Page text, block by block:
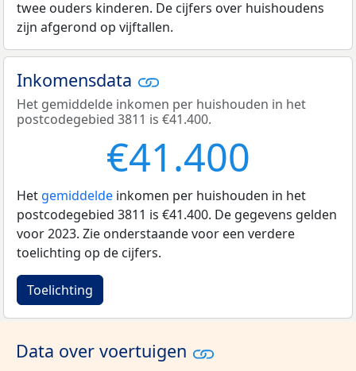
twee ouders kinderen. De cijfers over huishoudens
zijn afgerond op vijftallen.
Inkomensdata
Het gemiddelde inkomen per huishouden in het
postcodegebied 3811 is €41.400.
€41.400
Het gemiddelde inkomen per huishouden in het
postcodegebied 3811 is €41.400. De gegevens gelden
voor 2023. Zie onderstaande voor een verdere
toelichting op de cijfers.
Toelichting
Data over voertuigen